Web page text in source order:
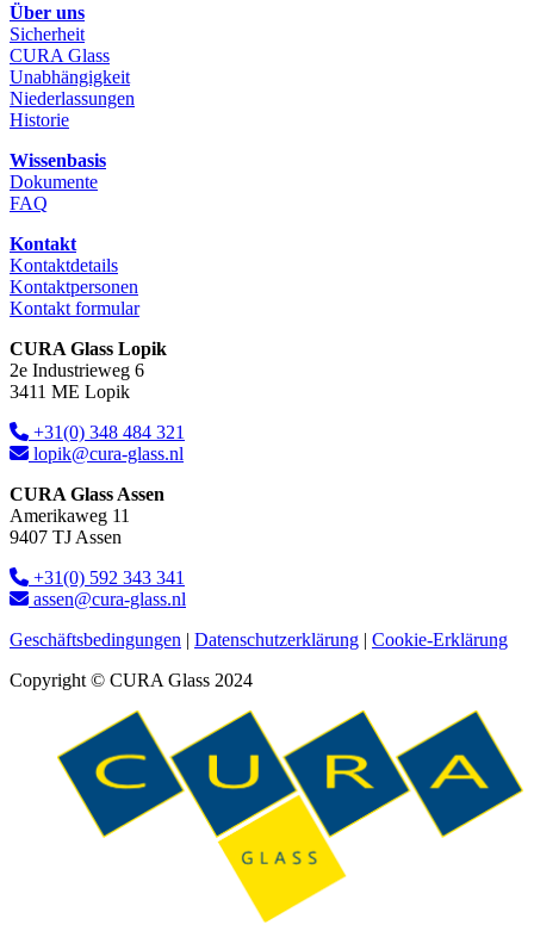
Über uns
Sicherheit
CURA Glass
Unabhängigkeit
Niederlassungen
Historie
Wissenbasis
Dokumente
FAQ
Kontakt
Kontaktdetails
Kontaktpersonen
Kontakt formular
CURA Glass Lopik
2e Industrieweg 6
3411 ME Lopik
+31(0) 348 484 321
lopik@cura-glass.nl
CURA Glass Assen
Amerikaweg 11
9407 TJ Assen
+31(0) 592 343 341
assen@cura-glass.nl
Geschäftsbedingungen | Datenschutzerklärung | Cookie-Erklärung
Copyright © CURA Glass 2024